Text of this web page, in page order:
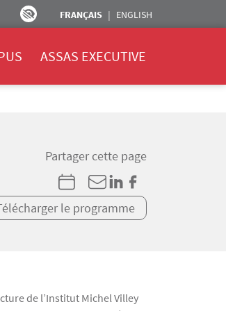
FRANÇAIS ENGLISH
ASSAS EXECUTIVE
Partager cette page
le programme
de l’Institut Michel Villey